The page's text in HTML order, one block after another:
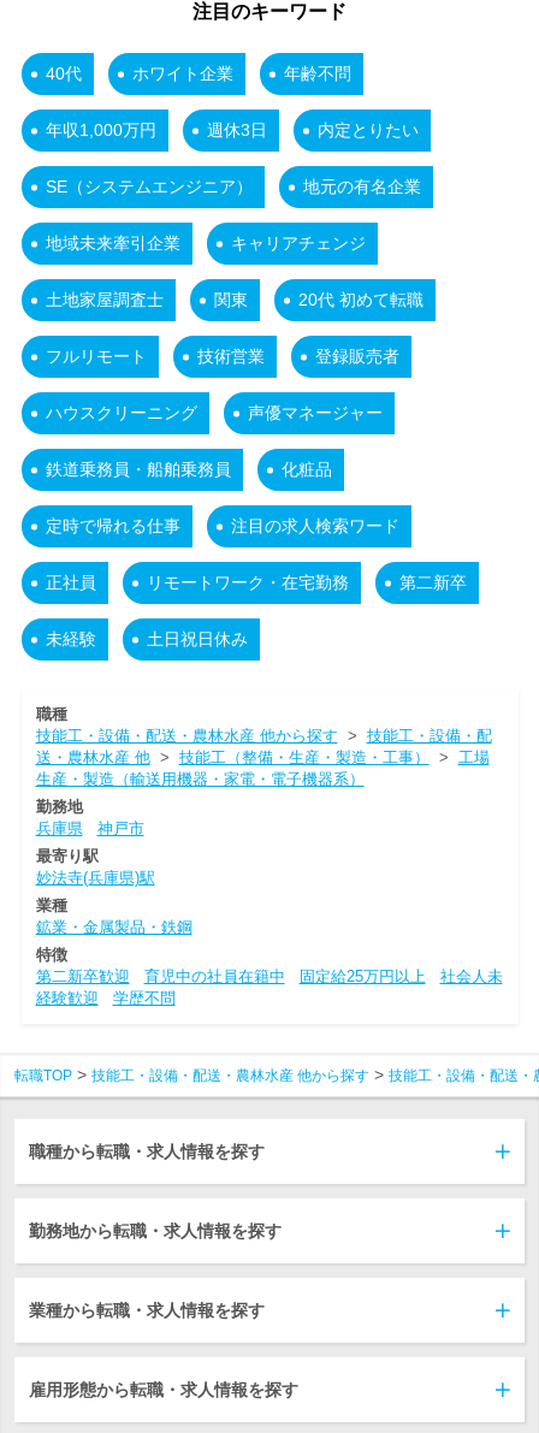
注目のキーワード
40代 ホワイト企業 年齢不問
年収1,000万円 週休3日 内定とりたい
SE（システムエンジニア） 地元の有名企業
地域未来牽引企業 キャリアチェンジ
土地家屋調査士 関東 20代 初めて転職
フルリモート 技術営業 登録販売者
ハウスクリーニング 声優マネージャー
鉄道乗務員・船舶乗務員 化粧品
定時で帰れる仕事 注目の求人検索ワード
正社員 リモートワーク・在宅勤務 第二新卒
未経験 土日祝日休み
職種
技能工・設備・配送・農林水産 他から探す > 技能工・設備・配
送・農林水産 他> 技能工（整備・生産・製造・工事） > 工場
生産・製造（輸送用機器・家電・電子機器系）
勤務地
兵庫県
神戸市
最寄り駅
妙法寺(兵庫県)駅
業種
鉱業・金属製品・鉄鋼
特徴
第二新卒歓迎
育児中の社員在籍中 固定給25万円以上
社会人未
経験歓迎
学歴不問
転職TOP 技能工・設備・配送・農林水産 他から探す 技能工・設備・配送・
職種から転職・求人情報を探す
勤務地から転職・求人情報を探す
業種から転職・求人情報を探す
雇用形態から転職・求人情報を探す